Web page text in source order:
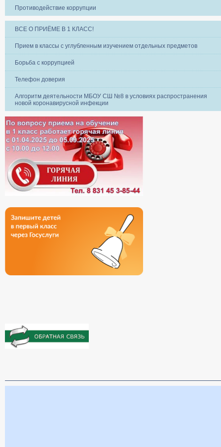
Противодействие коррупции
ВСЕ О ПРИЁМЕ В 1 КЛАСС!
Прием в классы с углубленным изучением отдельных предметов
Борьба с коррупцией
Телефон доверия
Алгоритм деятельности МБОУ СШ №8 в условиях распространения
новой коронавирусной инфекции